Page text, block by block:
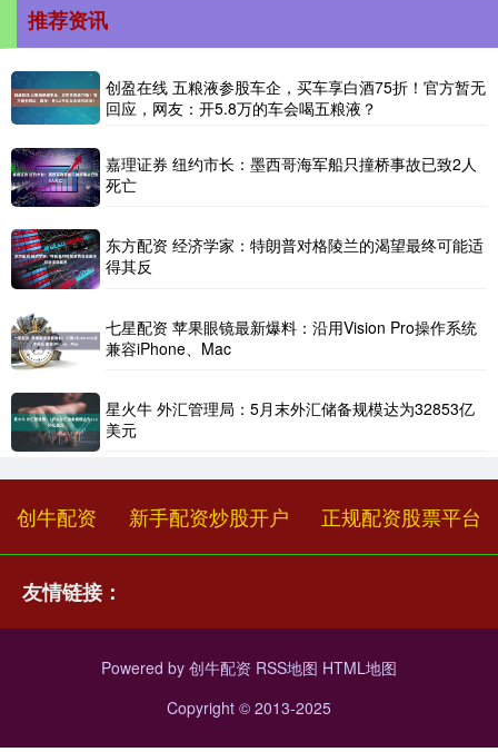
推荐资讯
创盈在线 五粮液参股车企，买车享白酒75折！官方暂无
回应，网友：开5.8万的车会喝五粮液？
嘉理证券 纽约市长：墨西哥海军船只撞桥事故已致2人
死亡
东方配资 经济学家：特朗普对格陵兰的渴望最终可能适
得其反
七星配资 苹果眼镜最新爆料：沿用Vision Pro操作系统
兼容iPhone、Mac
星火牛 外汇管理局：5月末外汇储备规模达为32853亿
美元
创牛配资 新手配资炒股开户 正规配资股票平台
友情链接：
Powered by 创牛配资 RSS地图 HTML地图
Copyright © 2013-2025